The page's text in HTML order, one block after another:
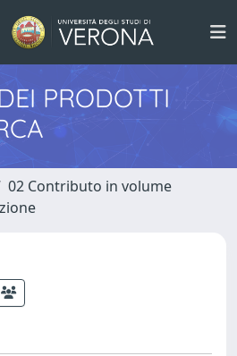
PRODOTTI
02 Contributo in volume